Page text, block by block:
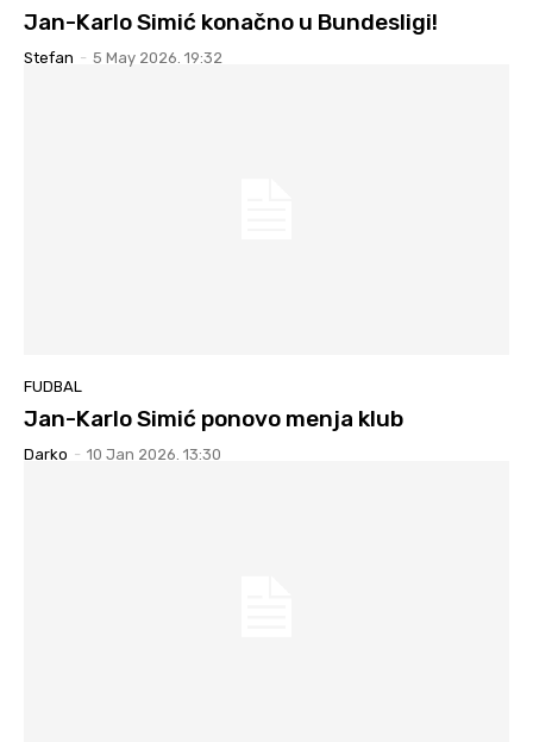
Jan-Karlo Simić konačno u Bundesligi!
Stefan - 5 May 2026. 19:32
FUDBAL
Jan-Karlo Simić ponovo menja klub
Darko - 10 Jan 2026. 13:30